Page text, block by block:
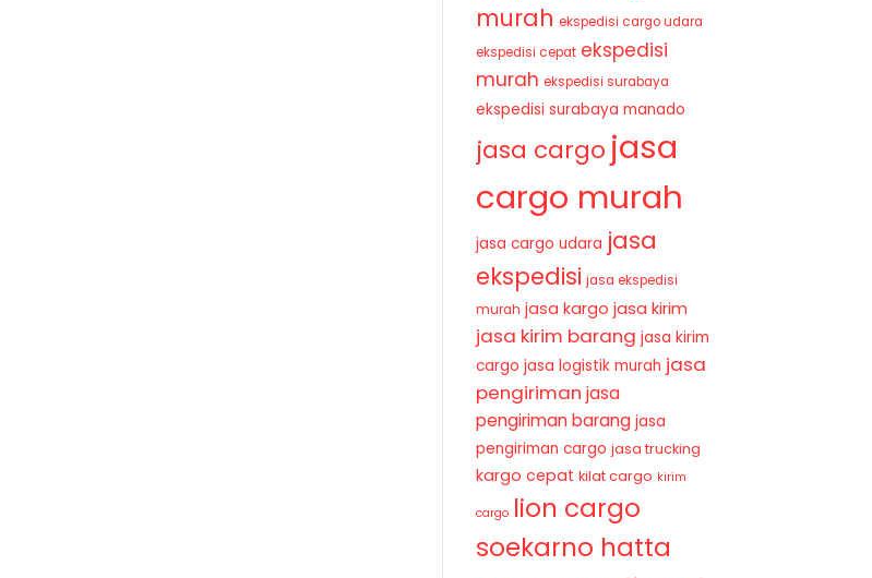
murah ekspedisi cargo udara
ekspedisi cepat ekspedisi
murah ekspedisi surabaya
ekspedisi surabaya manado
jasa cargo jasa
cargo murah
jasa cargo udara jasa
ekspedisi jasa ekspedisi
murah jasa kargo jasa kirim
jasa kirim barang jasa kirim
cargo jasa logistik murah jasa
pengiriman jasa
pengiriman barang jasa
pengiriman cargo jasa trucking
kargo cepat kilat cargo kirim
cargo lion cargo
soekarno hatta